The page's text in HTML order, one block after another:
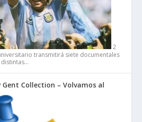
2
transmitirá siete documentales
Gent Collection – Volvamos al